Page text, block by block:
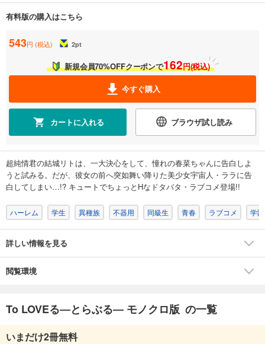
有料版の購入はこちら
543円 (税込) 2pt
新規会員70%OFFクーポンで162円(税込)
今すぐ購入
カートに入れる ブラウザ試し読み
超純情君の結城リトは、一大決心をして、憧れの春菜ちゃんに告白しよ
うと試みる。だが、彼女の前へ突如舞い降りた美少女宇宙人・ララに告
白してしまい…!? キュートでちょっとHなドタバタ・ラブコメ登場!!
ハーレム 学生 異種族 不器用 同級生 青春 ラブコメ 学園
詳しい情報を見る
閲覧環境
To LOVEる―とらぶる― モノクロ版 の一覧
いまだけ2冊無料